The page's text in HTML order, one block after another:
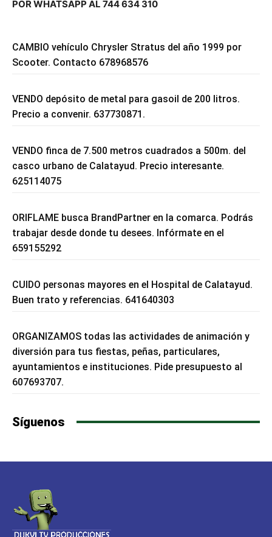
POR WHATSAPP AL 744 634 310
CAMBIO vehículo Chrysler Stratus del año 1999 por
Scooter. Contacto 678968576
VENDO depósito de metal para gasoil de 200 litros.
Precio a convenir. 637730871.
VENDO finca de 7.500 metros cuadrados a 500m. del
casco urbano de Calatayud. Precio interesante.
625114075
ORIFLAME busca BrandPartner en la comarca. Podrás
trabajar desde donde tu desees. Infórmate en el
659155292
CUIDO personas mayores en el Hospital de Calatayud.
Buen trato y referencias. 641640303
ORGANIZAMOS todas las actividades de animación y
diversión para tus fiestas, peñas, particulares,
ayuntamientos e instituciones. Pide presupuesto al
607693707.
Síguenos